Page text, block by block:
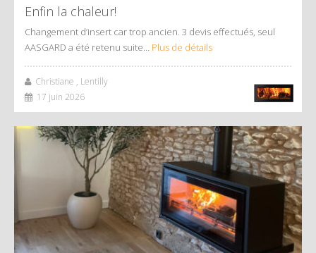
Enfin la chaleur!
Changement d’insert car trop ancien. 3 devis effectués, seul
AASGARD a été retenu suite… Plus de détails
Christiane , Lentilly
17 juin 2026